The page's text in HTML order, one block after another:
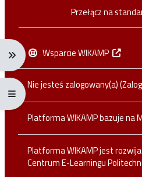
Rozwiń menu nawigacji: Ctrl + Alt + →
Rozwiń menu pełnoekranowe: Ctrl +
Przełącz na
Wsparcie WIKAMP
Nie jesteś zalogowany(a) (
Platforma WIKAMP bazuje na
Platforma WIKAMP jest
Centrum E-Learningu